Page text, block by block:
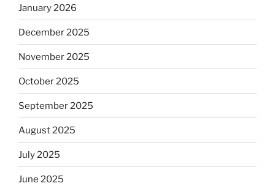
January 2026
December 2025
November 2025
October 2025
September 2025
August 2025
July 2025
June 2025